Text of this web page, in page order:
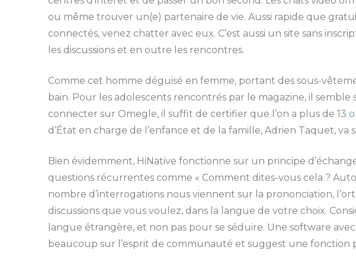
ou même trouver un(e) partenaire de vie. Aussi rapide que
connectés, venez chatter avec eux. C’est aussi un site sans
les discussions et en outre les rencontres.
Comme cet homme déguisé en femme, portant des sous-
bain. Pour les adolescents rencontrés par le magazine, il
connecter sur Omegle, il suffit de certifier que l’on a plus de 13
d’État en charge de l’enfance et de la famille, Adrien Taquet, va
Bien évidemment, HiNative fonctionne sur un principe
questions récurrentes comme « Comment dites-vous cela ?
nombre d’interrogations nous viennent sur la prononciation,
discussions que vous voulez, dans la langue de votre choix.
langue étrangère, et non pas pour se séduire. Une software
beaucoup sur l’esprit de communauté et suggest une fonction